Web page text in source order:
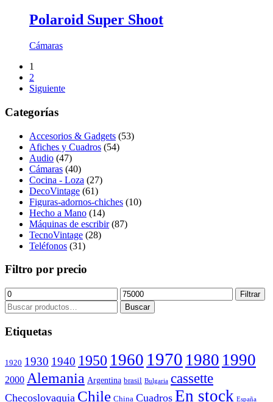
Polaroid Super Shoot
Cámaras
1
2
Siguiente
Categorías
Accesorios & Gadgets (53)
Afiches y Cuadros (54)
Audio (47)
Cámaras (40)
Cocina - Loza (27)
DecoVintage (61)
Figuras-adornos-chiches (10)
Hecho a Mano (14)
Máquinas de escribir (87)
TecnoVintage (28)
Teléfonos (31)
Filtro por precio
Precio
mínimo
Precio
máximo
Filtrar
Buscar
por:
Buscar
Etiquetas
1920 1930 1940 1950 1960 1970 1980 1990
2000 Alemania Argentina brasil Bulgaria cassette
Checoslovaquia Chile China Cuadros En stock España